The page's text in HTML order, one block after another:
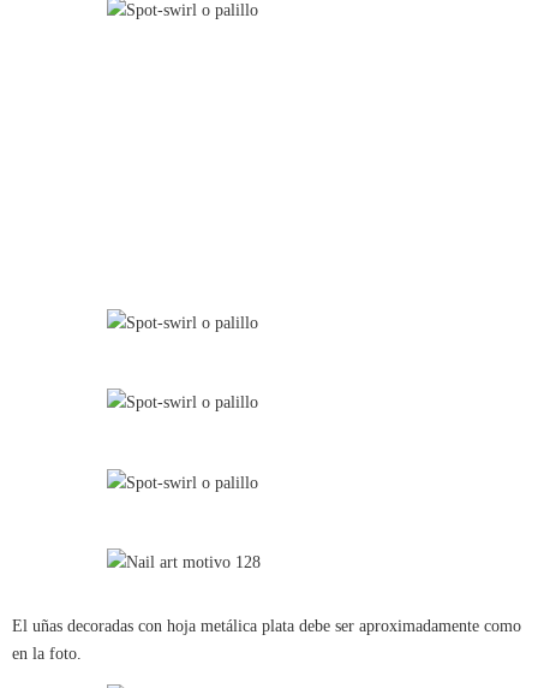
El uñas decoradas con hoja metálica plata debe ser aproximadamente como
en la foto.